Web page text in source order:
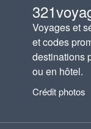
Voyages et
et codes
destinations
ou en hôtel.
Crédit photos